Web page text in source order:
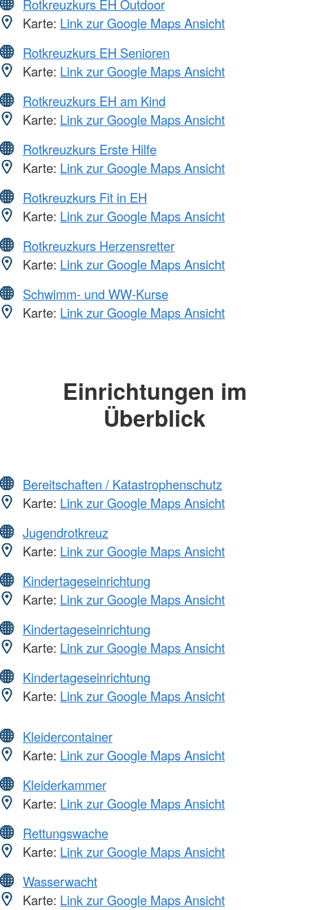
Rotkreuzkurs EH Outdoor
Karte: Link zur Google Maps Ansicht
Rotkreuzkurs EH Senioren
Karte: Link zur Google Maps Ansicht
Rotkreuzkurs EH am Kind
Karte: Link zur Google Maps Ansicht
Rotkreuzkurs Erste Hilfe
Karte: Link zur Google Maps Ansicht
Rotkreuzkurs Fit in EH
Karte: Link zur Google Maps Ansicht
Rotkreuzkurs Herzensretter
Karte: Link zur Google Maps Ansicht
Schwimm- und WW-Kurse
Karte: Link zur Google Maps Ansicht
Einrichtungen im
Überblick
Bereitschaften / Katastrophenschutz
Karte: Link zur Google Maps Ansicht
Jugendrotkreuz
Karte: Link zur Google Maps Ansicht
Kindertageseinrichtung
Karte: Link zur Google Maps Ansicht
Kindertageseinrichtung
Karte: Link zur Google Maps Ansicht
Kindertageseinrichtung
Karte: Link zur Google Maps Ansicht
Kleidercontainer
Karte: Link zur Google Maps Ansicht
Kleiderkammer
Karte: Link zur Google Maps Ansicht
Rettungswache
Karte: Link zur Google Maps Ansicht
Wasserwacht
Karte: Link zur Google Maps Ansicht